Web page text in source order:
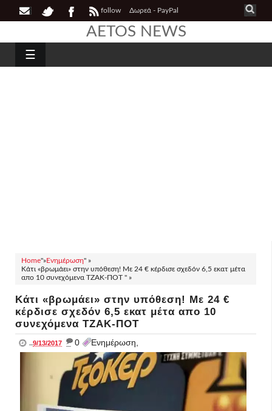
follow Δωρεά - PayPal
AETOS NEWS
☰
Home"»Ενημέρωση" »
Κάτι «βρωμάει» στην υπόθεση! Με 24 € κέρδισε σχεδόν 6,5 εκατ μέτα
απο 10 συνεχόμενα ΤΖΑΚ-ΠΟΤ " »
Κάτι «βρωμάει» στην υπόθεση! Με 24 €
κέρδισε σχεδόν 6,5 εκατ μέτα απο 10
συνεχόμενα ΤΖΑΚ-ΠΟΤ
..9/13/2017 _ 0 Ενημέρωση,